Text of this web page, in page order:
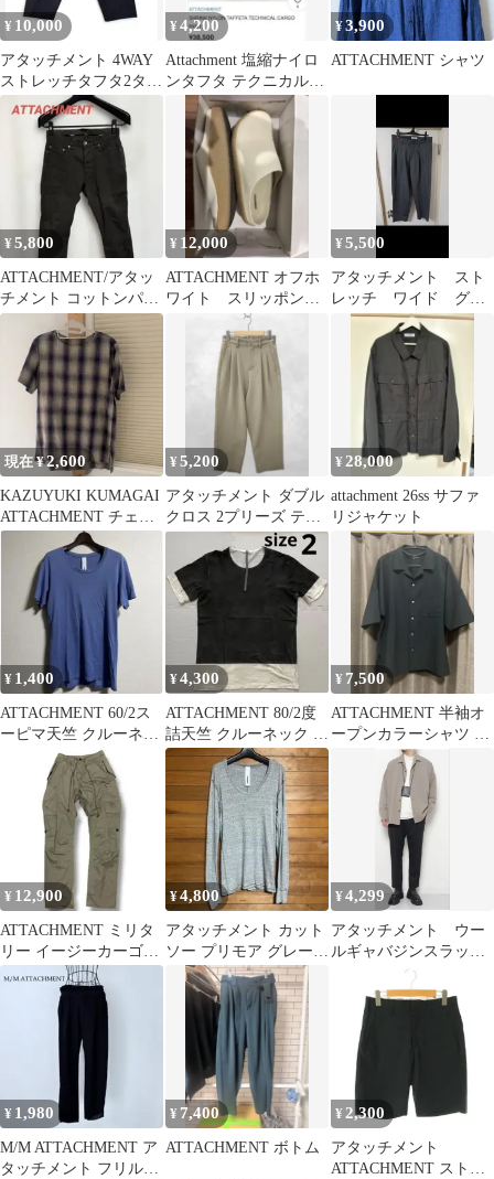
¥ 10,000
アタッチメント 4WAY
ストレッチタフタ2タッ
クワイドテーパードパ
¥4,200
Attachment 塩縮ナイロ
ンタフタ テクニカルカ
ーゴパンツ
¥3,900
ATTACHMENT シャツ
¥5,800
ATTACHMENT/アタッ
チメント コットンパン
ツ
¥ 12,000
ATTACHMENT オフホ
ワイト スリッポン
¥5,500
アタッチメント スト
レッチ ワイド グレ
ー パンツ スラック
現在 ¥2,600
KAZUYUKI KUMAGAI
ATTACHMENT チェッ
クTシャツ
¥5,200
アタッチメント ダブル
クロス 2プリーズ テー
パード トラウザー パン
¥ 28,000
attachment 26ss サファ
リジャケット
¥ 1,400
ATTACHMENT 60/2ス
ーピマ天竺 クルーネッ
クS/S tシャツ
¥4,300
ATTACHMENT 80/2度
詰天竺 クルーネック サ
イズ2
¥ 7,500
ATTACHMENT 半袖オ
ープンカラーシャツ ブ
ラック サイズ3
¥ 12,900
ATTACHMENT ミリタ
リー イージーカーゴパ
ンツ オリーブ メンズ 2
¥4,800
アタッチメント カット
ソー プリモア グレー
ロンT カズユキクマガ
¥4,299
アタッチメント ウー
ルギャバジンスラック
ス 定価29700円 タグ
付き極美品
¥ 1,980
M/M ATTACHMENT ア
タッチメント フリルウ
¥ 7,400
ATTACHMENT ボトム
¥ 2,300
アタッチメント
ATTACHMENT ストレ